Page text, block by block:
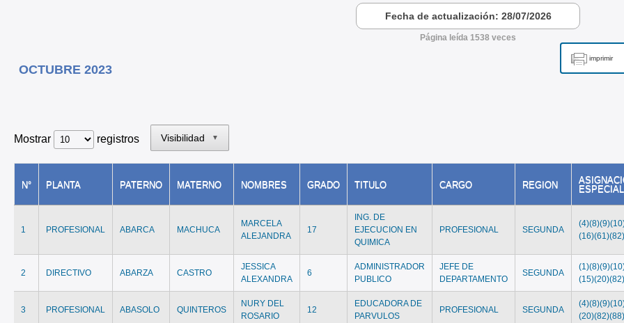
Fecha de actualización: 28/07/2026
Página leída 1538 veces
imprimir
OCTUBRE 2023
Mostrar registros Visibilidad ▼
N° PLANTA PATERNO MATERNO NOMBRES GRADO TITULO CARGO REGION
1 PROFESIONAL ABARCA MACHUCA
MARCELA
ALEJANDRA
17
ING. DE
EJECUCION EN
QUIMICA
PROFESIONAL SEGUNDA
2 DIRECTIVO ABARZA CASTRO
JESSICA
ALEXANDRA
6
ADMINISTRADOR
PUBLICO
JEFE DE
DEPARTAMENTO
SEGUNDA
3 PROFESIONAL ABASOLO QUINTEROS
NURY DEL
ROSARIO
12
EDUCADORA DE
PARVULOS
PROFESIONAL SEGUNDA